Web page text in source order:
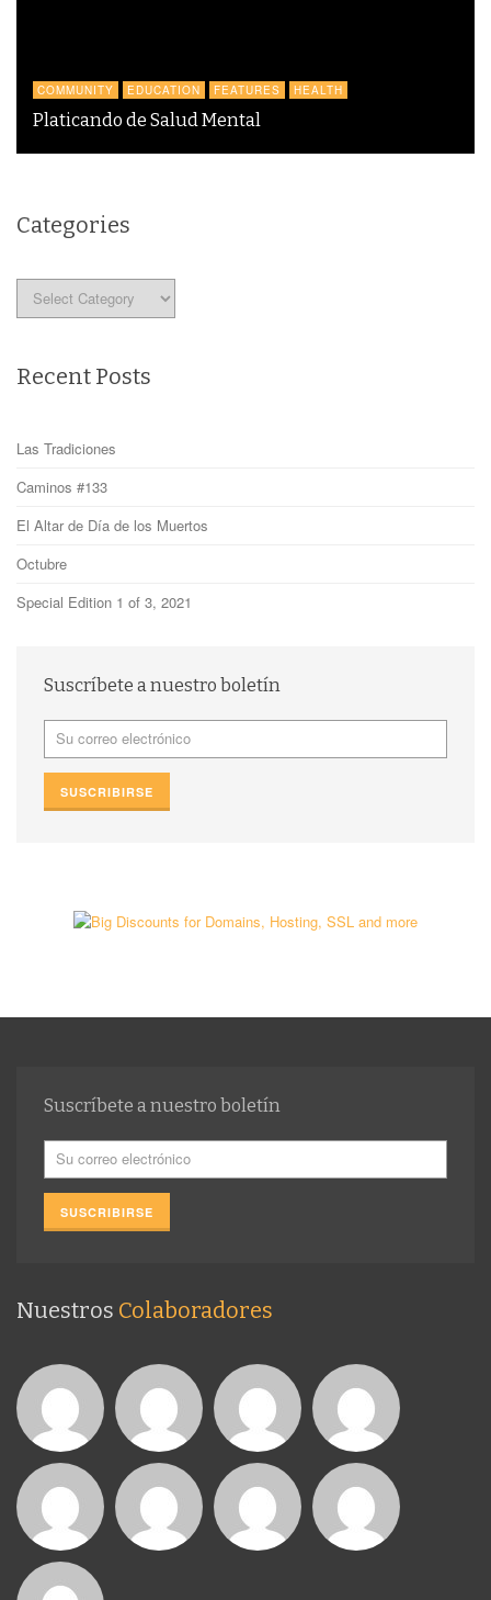
COMMUNITY EDUCATION FEATURES HEALTH
Platicando de Salud Mental
Categories
Categories
Recent Posts
Las Tradiciones
Caminos #133
El Altar de Día de los Muertos
Octubre
Special Edition 1 of 3, 2021
Suscríbete a nuestro boletín
Suscríbete a nuestro boletín
Nuestros Colaboradores